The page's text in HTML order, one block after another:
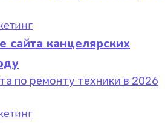
сайта канцелярских